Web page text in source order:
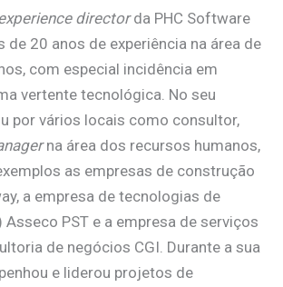
directorda PHC Software
de 20 anos de experiência na área de
com especial incidência em
vertente tecnológica. No seu
por vários locais como consultor,
na área dos recursos humanos,
as empresas de construção
a empresa de tecnologias de
PST e a empresa de serviços
de negócios CGI. Durante a sua
e liderou projetos de